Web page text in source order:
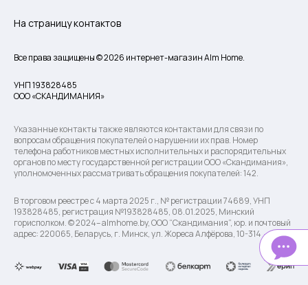
На страницу контактов
Все права защищены © 2026 интернет-магазин Alm Home.
УНП 193828485
ООО «СКАНДИМАНИЯ»
Указанные контакты также являются контактами для связи по
вопросам обращения покупателей о нарушении их прав. Номер
телефона работников местных исполнительных и распорядительных
органов по месту государственной регистрации ООО «Скандимания»,
уполномоченных рассматривать обращения покупателей: 142.
В торговом реестре с 4 марта 2025 г., № регистрации 74689, УНП
193828485, регистрация №193828485, 08.01.2025, Минский
горисполком. © 2024– almhome.by, ООО “Скандимания”, юр. и почтовый
адрес: 220065, Беларусь, г. Минск, ул. Жореса Алфёрова, 10-314